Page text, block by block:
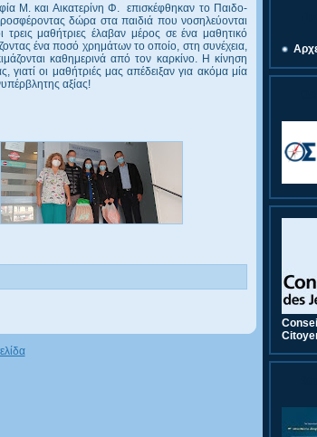
Μ. και Αικατερίνη Φ. επισκέφθηκαν το Παιδο-
δώρα στα παιδιά που νοσηλεύονται
μαθήτριες έλαβαν μέρος σε ένα μαθητικό
ένα ποσό χρημάτων το οποίο, στη συνέχεια,
καθημερινά από τον καρκίνο. Η κίνηση
οι μαθήτριές μας απέδειξαν για ακόμα μία
αξίας!